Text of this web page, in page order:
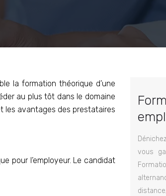
la formation théorique d’une
au plus tôt dans le domaine
les avantages des prestataires
pour l’employeur. Le candidat
vous